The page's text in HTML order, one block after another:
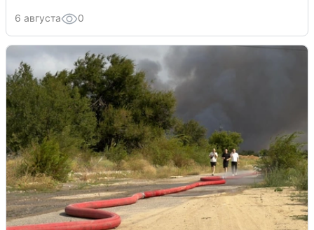
6 августа 0